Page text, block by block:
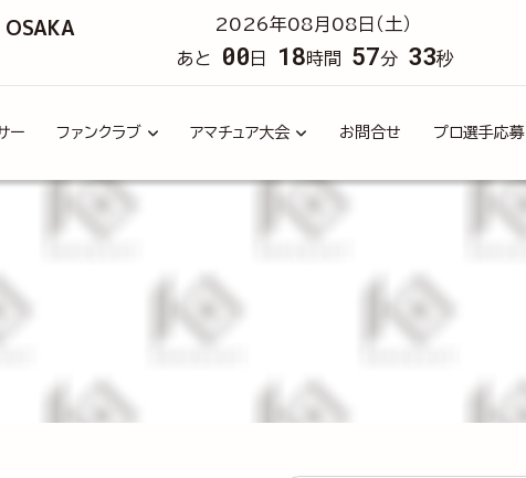
2026年08月08日（土）
あと
00 日 18時間 57分 32秒
ー ファンクラブ アマチュア大会 お問合せ プロ選手応募